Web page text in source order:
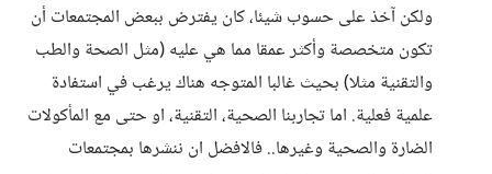
ولكن آخذ على حسوب شيئا، كان يفترض ببعض المجتمعات أن
تكون متخصصة وأكثر عمقا مما هي عليه (مثل الصحة والطب
والتقنية مثلا) بحيث غالبا المتوجه هناك يرغب في استفادة
علمية فعلية. اما تجاربنا الصحية، التقنية، او حتى مع المأكولات
الضارة والصحية وغيرها.. فالافضل ان ننشرها بمجتمعات